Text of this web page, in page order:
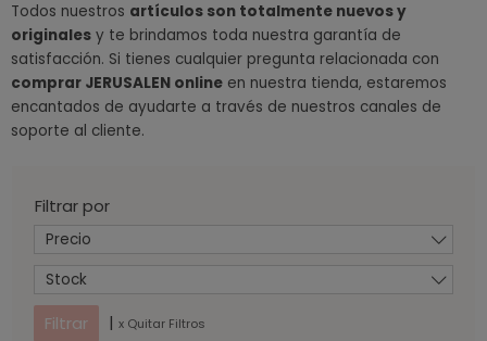
Todos nuestros artículos son totalmente nuevos y
originales y te brindamos toda nuestra garantía de
satisfacción. Si tienes cualquier pregunta relacionada con
comprar JERUSALEN online en nuestra tienda, estaremos
encantados de ayudarte a través de nuestros canales de
soporte al cliente.
Filtrar por
Precio
Stock
| x Quitar Filtros